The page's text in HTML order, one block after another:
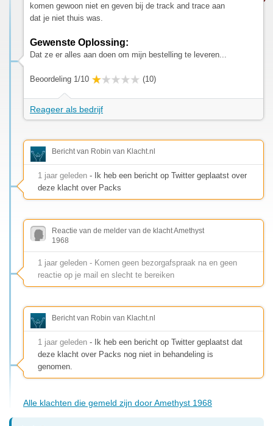
komen gewoon niet en geven bij de track and trace aan
dat je niet thuis was.
Gewenste Oplossing:
Dat ze er alles aan doen om mijn bestelling te leveren...
Beoordeling 1/10 (10)
Reageer als bedrijf
Bericht van Robin van Klacht.nl
1 jaar geleden - Ik heb een bericht op Twitter geplaatst over
deze klacht over Packs
Reactie van de melder van de klacht Amethyst
1968
1 jaar geleden - Komen geen bezorgafspraak na en geen
reactie op je mail en slecht te bereiken
Bericht van Robin van Klacht.nl
1 jaar geleden - Ik heb een bericht op Twitter geplaatst dat
deze klacht over Packs nog niet in behandeling is
genomen.
Alle klachten die gemeld zijn door Amethyst 1968